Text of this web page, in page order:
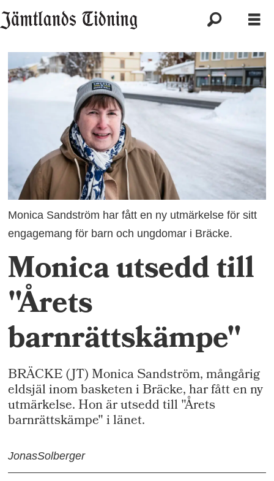
Monica Sandström har fått en ny utmärkelse för sitt
engagemang för barn och ungdomar i Bräcke.
Monica utsedd till
"Årets
barnrättskämpe"
BRÄCKE (JT) Monica Sandström, mångårig
eldsjäl inom basketen i Bräcke, har fått en ny
utmärkelse. Hon är utsedd till "Årets
barnrättskämpe" i länet.
JonasSolberger